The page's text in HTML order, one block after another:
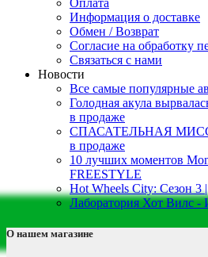
Информация о доставке
Обмен / Возврат
Согласие на обработку
Связаться с нами
Новости
Все самые популярные
Голодная акула
в продаже
СПАСАТЕЛЬНАЯ
в продаже
10 лучших моментов
FREESTYLE
Hot Wheels City: Сезон 3
Лаборатория Хот Вилс -
О нашем магазине